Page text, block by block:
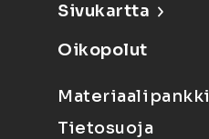
Sivukartta
Oikopolut
Materiaalipankki
Tietosuoja